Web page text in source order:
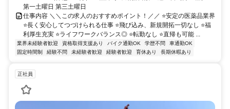
第一土曜日 第三土曜日
仕事内容 ＼＼この求人のおすすめポイント！／／ ⭐安定の医薬品業界
⭐長く安心してつづけられる仕事 ⭐飛び込み、新規開拓一切なし ⭐福
利厚生充実 ⭐ライフワークバランス◎ ⭐転勤なし ⭐直帰も可能 ...
業界未経験者歓迎 資格取得支援あり バイク通勤OK 学歴不問
車通勤OK
固定時間制
経験不問 未経験者歓迎 経験者歓迎 育休あり 長期休暇あり
正社員